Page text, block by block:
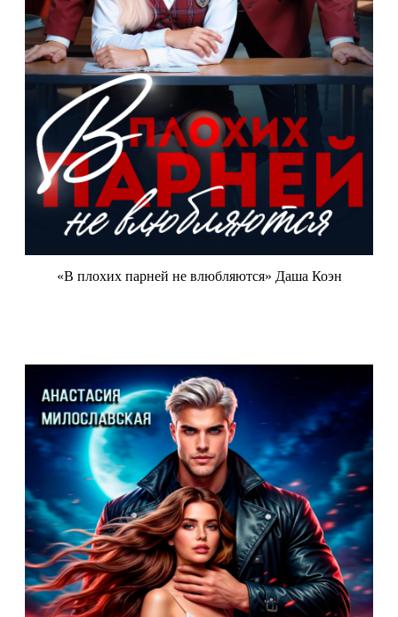
«В плохих парней не влюбляются» Даша Коэн